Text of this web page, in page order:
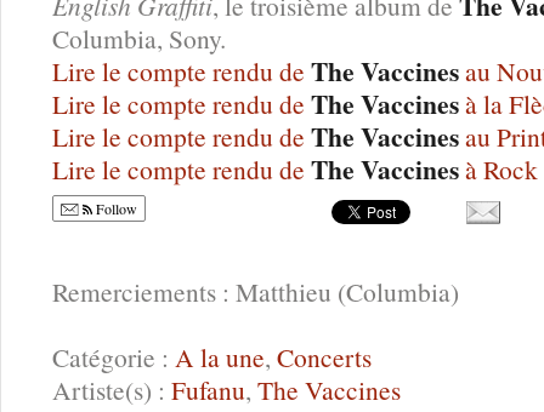
Columbia, Sony.
Lire le compte rendu de The Vaccinesau
Lire le compte rendu de The Vaccinesà la
Lire le compte rendu de The Vaccinesau
Lire le compte rendu de The Vaccinesà
Follow
Remerciements : Matthieu (Columbia)
Catégorie : A la une, Concerts
Artiste(s) : Fufanu, The Vaccines